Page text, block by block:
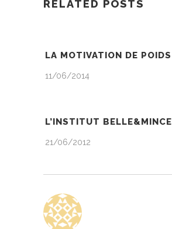
RELATED POSTS
LA MOTIVATION DE POIDS
11/06/2014
L’INSTITUT BELLE&MINCE
21/06/2012